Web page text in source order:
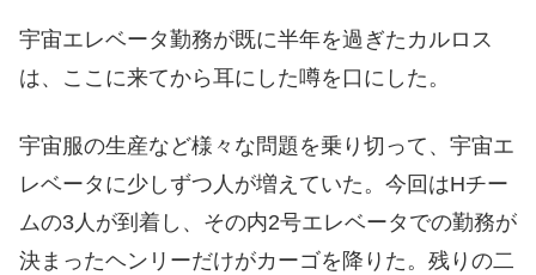
宇宙エレベータ勤務が既に半年を過ぎたカルロス
は、ここに来てから耳にした噂を口にした。
宇宙服の生産など様々な問題を乗り切って、宇宙エ
レベータに少しずつ人が増えていた。今回はHチー
ムの3人が到着し、その内2号エレベータでの勤務が
決まったヘンリーだけがカーゴを降りた。残りの二